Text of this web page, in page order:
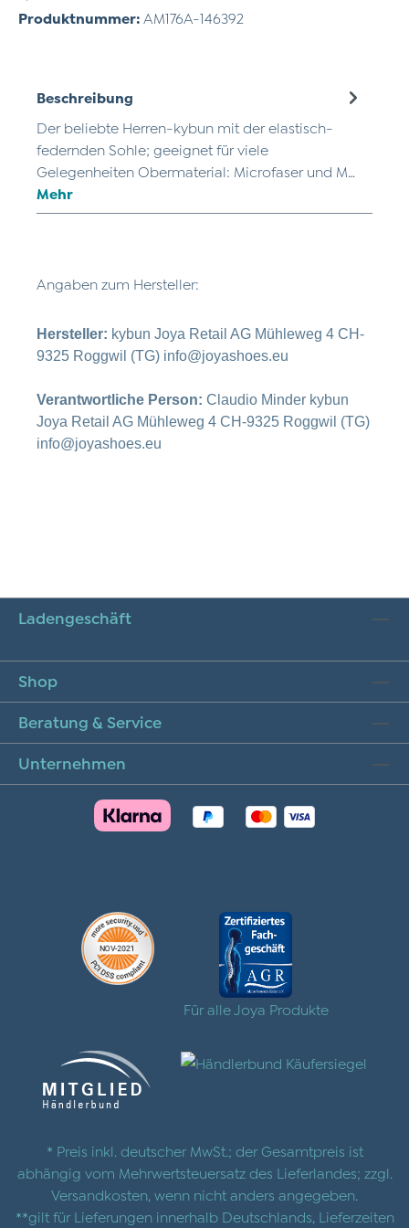
Produktnummer: AM176A-146392
Beschreibung
Der beliebte Herren-kybun mit der elastisch-
federnden Sohle; geeignet für viele
Gelegenheiten Obermaterial: Microfaser und M…
Mehr
Angaben zum Hersteller:
Hersteller: kybun Joya Retail AG Mühleweg 4 CH-
9325 Roggwil (TG) info@joyashoes.eu
Verantwortliche Person: Claudio Minder kybun
Joya Retail AG Mühleweg 4 CH-9325 Roggwil (TG)
info@joyashoes.eu
Ladengeschäft
Shop
Beratung & Service
Unternehmen
Für alle Joya Produkte
* Preis inkl. deutscher MwSt.; der Gesamtpreis ist
abhängig vom Mehrwertsteuersatz des Lieferlandes; zzgl.
Versandkosten , wenn nicht anders angegeben.
**gilt für Lieferungen innerhalb Deutschlands, Lieferzeiten